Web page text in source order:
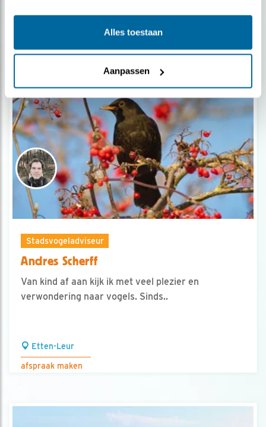
Alles toestaan
Aanpassen
afspraak maken
Stadsvogeladviseur
Andres Scherff
Van kind af aan kijk ik met veel plezier en
verwondering naar vogels. Sinds..
Etten-Leur
afspraak maken